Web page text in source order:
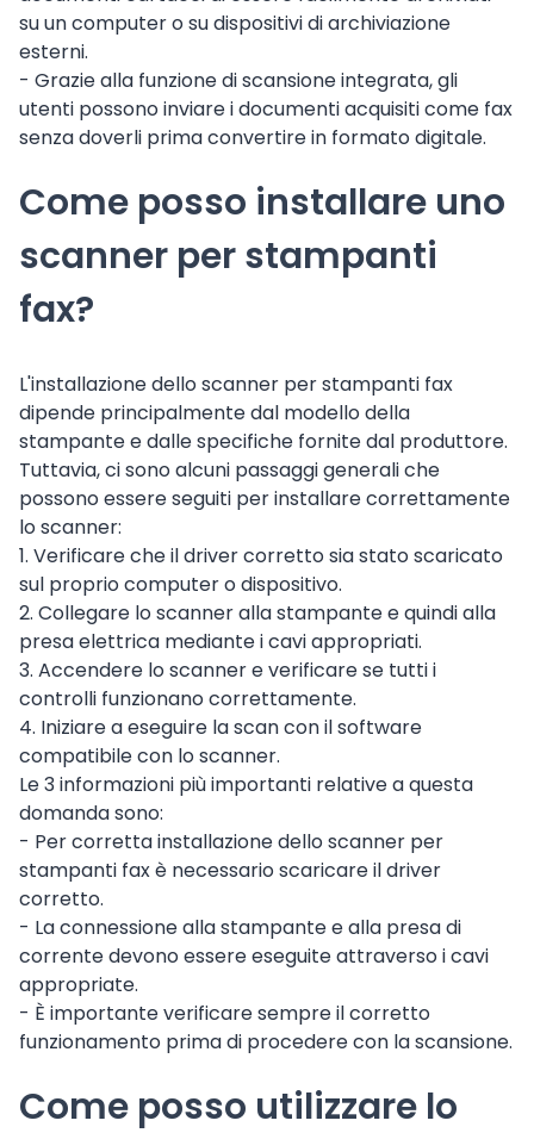
su un computer o su dispositivi di archiviazione
esterni.
- Grazie alla funzione di scansione integrata, gli
utenti possono inviare i documenti acquisiti come fax
senza doverli prima convertire in formato digitale.
Come posso installare uno
scanner per stampanti
fax?
L'installazione dello scanner per stampanti fax
dipende principalmente dal modello della
stampante e dalle specifiche fornite dal produttore.
Tuttavia, ci sono alcuni passaggi generali che
possono essere seguiti per installare correttamente
lo scanner:
1. Verificare che il driver corretto sia stato scaricato
sul proprio computer o dispositivo.
2. Collegare lo scanner alla stampante e quindi alla
presa elettrica mediante i cavi appropriati.
3. Accendere lo scanner e verificare se tutti i
controlli funzionano correttamente.
4. Iniziare a eseguire la scan con il software
compatibile con lo scanner.
Le 3 informazioni più importanti relative a questa
domanda sono:
- Per corretta installazione dello scanner per
stampanti fax è necessario scaricare il driver
corretto.
- La connessione alla stampante e alla presa di
corrente devono essere eseguite attraverso i cavi
appropriate.
- È importante verificare sempre il corretto
funzionamento prima di procedere con la scansione.
Come posso utilizzare lo